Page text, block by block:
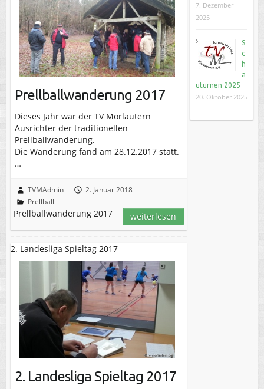
Prellballwanderung 2017
Dieses Jahr war der TV Morlautern
Ausrichter der traditionellen
Prellballwanderung.
Die Wanderung fand am 28.12.2017 statt.
…
TVMAdmin
2. Januar 2018
Prellball
Prellballwanderung 2017 weiterlesen
2. Landesliga Spieltag 2017
2. Landesliga Spieltag 2017
7. Dezember
2025
S
c
h
a
uturnen 2025
20. Oktober 2025